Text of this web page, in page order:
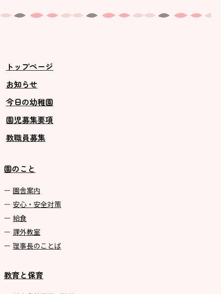
トップページ
お知らせ
今日の幼稚園
園児募集要項
教職員募集
園のこと
園舎案内
安心・安全対策
給食
課外教室
理事長のことば
教育と保育
未就園児クラス
ス ]
2歳児ひとり登園［ゆず組 ]
グループ施設・
関係先リンク
学校法⼈諏訪森学園 諏訪森幼稚
園
⼤阪府私⽴幼稚園連盟
社会福祉法人野田福祉会